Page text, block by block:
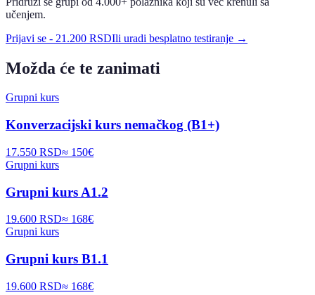
učenjem.
Prijavi se - 21.200 RSDIli uradi besplatno testiranje →
Možda će te zanimati
Grupni kurs
Konverzacijski kurs nemačkog (B1+)
17.550 RSD≈ 150€
Grupni kurs
Grupni kurs A1.2
19.600 RSD≈ 168€
Grupni kurs
Grupni kurs B1.1
19.600 RSD≈ 168€